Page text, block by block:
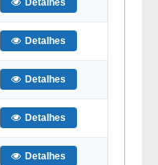
Detalhes
Detalhes
Detalhes
Detalhes
Detalhes